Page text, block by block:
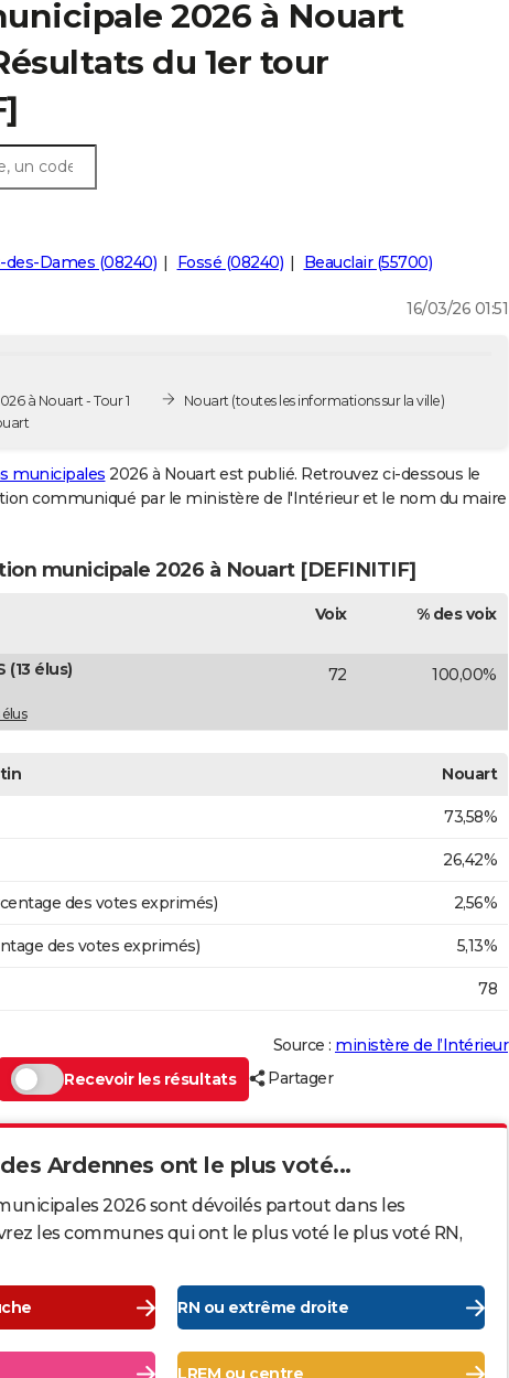
2026 à Nouart
du 1er tour
des-Dames (08240) Fossé (08240) Beauclair (55700)
16/03/26 01:51
à Nouart - Tour 1
Nouart (toutes les informations sur la ville)
municipales 2026 à Nouart est publié. Retrouvez ci-dessous le
communiqué par le ministère de l'Intérieur et le nom du maire
municipale 2026 à Nouart [DEFINITIF]
Voix % des voix
(13 élus)
élus
72 100,00%
Nouart
73,58%
26,42%
des votes exprimés) 2,56%
des votes exprimés) 5,13%
78
Source : ministère de l’Intérieur
Recevoir les résultats
Partager
Ardennes ont le plus voté...
2026 sont dévoilés partout dans les
les communes qui ont le plus voté le plus voté RN,
RN ou extrême droite
LREM ou centre